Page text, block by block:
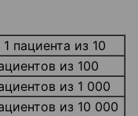
пациента из 10
из 100
из 1 000
из 10 000